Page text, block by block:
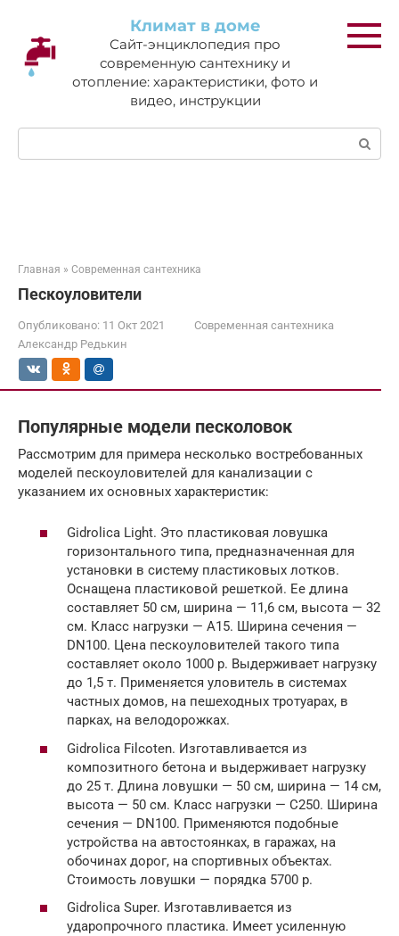
контенту
Климат в доме
Сайт-энциклопедия про
современную сантехнику и
отопление: характеристики, фото и
видео, инструкции
Поиск:
Главная » Современная сантехника
Пескоуловители
Опубликовано: 11 Окт 2021
Современная сантехника
Александр Редькин
Популярные модели песколовок
Рассмотрим для примера несколько востребованных
моделей пескоуловителей для канализации с
указанием их основных характеристик:
Gidrolica Light. Это пластиковая ловушка
горизонтального типа, предназначенная для
установки в систему пластиковых лотков.
Оснащена пластиковой решеткой. Ее длина
составляет 50 см, ширина — 11,6 см, высота — 32
см. Класс нагрузки — A15. Ширина сечения —
DN100. Цена пескоуловителей такого типа
составляет около 1000 р. Выдерживает нагрузку
до 1,5 т. Применяется уловитель в системах
частных домов, на пешеходных тротуарах, в
парках, на велодорожках.
Gidrolica Filcoten. Изготавливается из
композитного бетона и выдерживает нагрузку
до 25 т. Длина ловушки — 50 см, ширина — 14 см,
высота — 50 см. Класс нагрузки — С250. Ширина
сечения — DN100. Применяются подобные
устройства на автостоянках, в гаражах, на
обочинах дорог, на спортивных объектах.
Стоимость ловушки — порядка 5700 р.
Gidrolica Super. Изготавливается из
ударопрочного пластика. Имеет усиленную